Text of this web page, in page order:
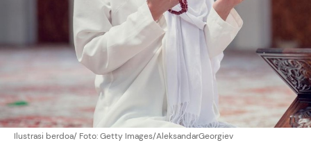
Ilustrasi berdoa/ Foto: Getty Images/AleksandarGeorgiev